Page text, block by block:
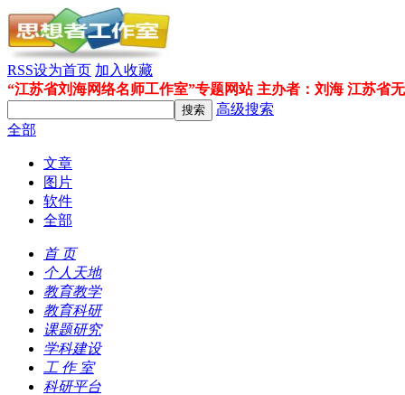
RSS设为首页 加入收藏
“江苏省刘海网络名师工作室”专题网站 主办者：刘海 江苏省
高级搜索
全部
文章
图片
软件
全部
首 页
个人天地
教育教学
教育科研
课题研究
学科建设
工 作 室
科研平台